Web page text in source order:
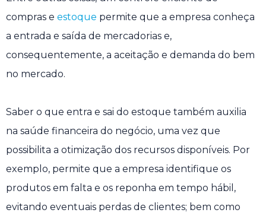
compras e estoque permite que a empresa conheça
a entrada e saída de mercadorias e,
consequentemente, a aceitação e demanda do bem
no mercado.
Saber o que entra e sai do estoque também auxilia
na saúde financeira do negócio, uma vez que
possibilita a otimização dos recursos disponíveis. Por
exemplo, permite que a empresa identifique os
produtos em falta e os reponha em tempo hábil,
evitando eventuais perdas de clientes; bem como